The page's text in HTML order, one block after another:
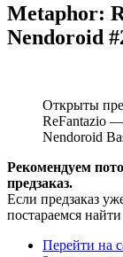
Metaphor:
Nendoroid
Открыты
ReFantazio
Nendoroid
Рекомендуем
предзаказ.
Если предзаказ
постараемся
Перейти на